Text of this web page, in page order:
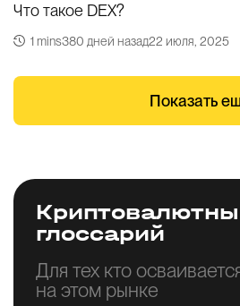
Что такое DEX?
1 mins380 дней назад22 июля, 2025
Показать
глоссарий
Для тех кто
на этом рынке